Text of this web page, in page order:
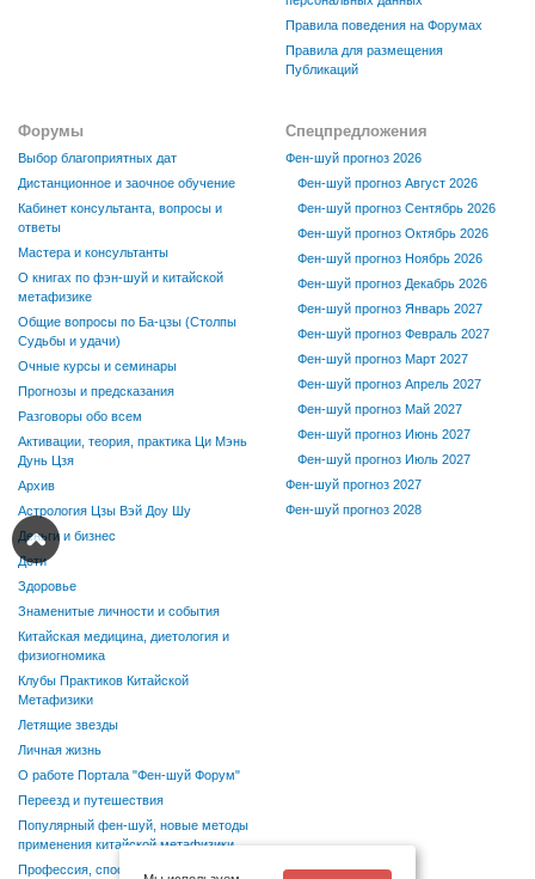
Правила поведения на Форумах
Правила для размещения
Публикаций
Форумы
Выбор благоприятных дат
Дистанционное и заочное обучение
Кабинет консультанта, вопросы и
ответы
Мастера и консультанты
О книгах по фэн-шуй и китайской
метафизике
Общие вопросы по Ба-цзы (Столпы
Судьбы и удачи)
Очные курсы и семинары
Прогнозы и предсказания
Разговоры обо всем
Активации, теория, практика Ци Мэнь
Дунь Цзя
Архив
Астрология Цзы Вэй Доу Шу
Деньги и бизнес
Дети
Здоровье
Знаменитые личности и события
Китайская медицина, диетология и
физиогномика
Клубы Практиков Китайской
Метафизики
Летящие звезды
Личная жизнь
О работе Портала "Фен-шуй Форум"
Переезд и путешествия
Популярный фен-шуй, новые методы
применения китайской метафизики
Профессия, способности, хобби
Спецпредложения
Фен-шуй прогноз 2026
Фен-шуй прогноз Август 2026
Фен-шуй прогноз Сентябрь 2026
Фен-шуй прогноз Октябрь 2026
Фен-шуй прогноз Ноябрь 2026
Фен-шуй прогноз Декабрь 2026
Фен-шуй прогноз Январь 2027
Фен-шуй прогноз Февраль 2027
Фен-шуй прогноз Март 2027
Фен-шуй прогноз Апрель 2027
Фен-шуй прогноз Май 2027
Фен-шуй прогноз Июнь 2027
Фен-шуй прогноз Июль 2027
Фен-шуй прогноз 2027
Фен-шуй прогноз 2028